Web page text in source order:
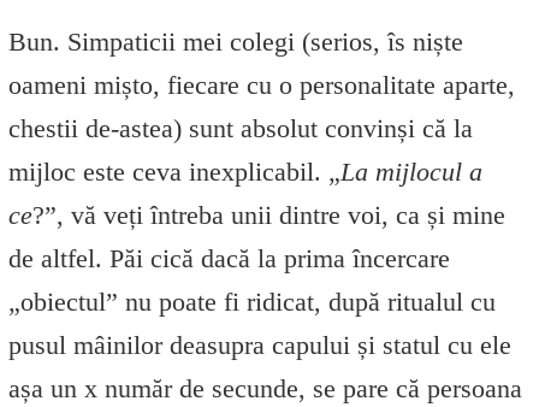
Bun. Simpaticii mei colegi (serios, îs niște
oameni mișto, fiecare cu o personalitate aparte,
chestii de-astea) sunt absolut convinși că la
mijloc este ceva inexplicabil. „La mijlocul a
ce?”, vă veți întreba unii dintre voi, ca și mine
de altfel. Păi cică dacă la prima încercare
„obiectul” nu poate fi ridicat, după ritualul cu
pusul mâinilor deasupra capului și statul cu ele
așa un x număr de secunde, se pare că persoana